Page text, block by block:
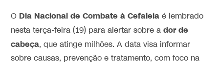
O Dia Nacional de Combate à Cefaleia é lembrado
nesta terça-feira (19) para alertar sobre a dor de
cabeça, que atinge milhões. A data visa informar
sobre causas, prevenção e tratamento, com foco na